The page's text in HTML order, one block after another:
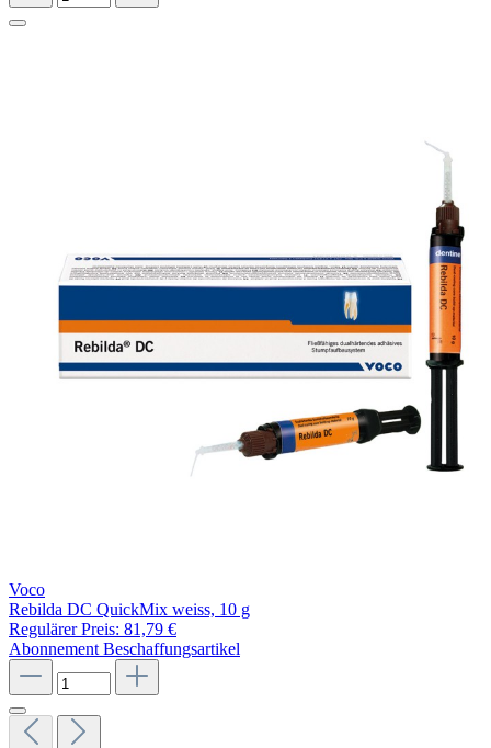
Voco
Rebilda DC QuickMix weiss, 10 g
Regulärer Preis: 81,79 €
Abonnement Beschaffungsartikel